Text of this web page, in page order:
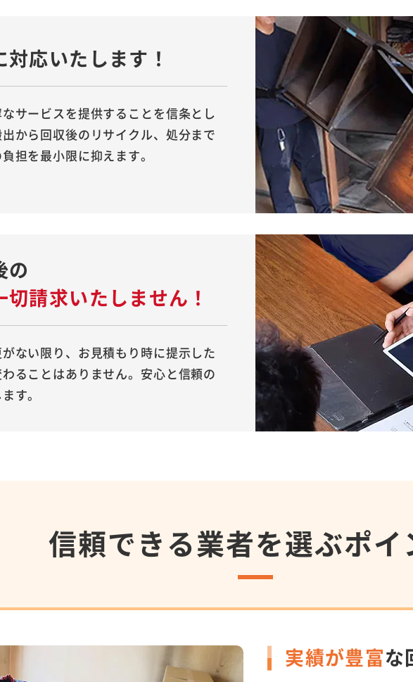
対応いたします！
サービスを提供することを信条とし
から回収後のリサイクル、処分まで
担を最小限に抑えます。
の
切請求いたしません！
ない限り、お見積もり時に提示した
ることはありません。安心と信頼の
す。
信頼できる業者を選ぶポイ
実績が豊富な